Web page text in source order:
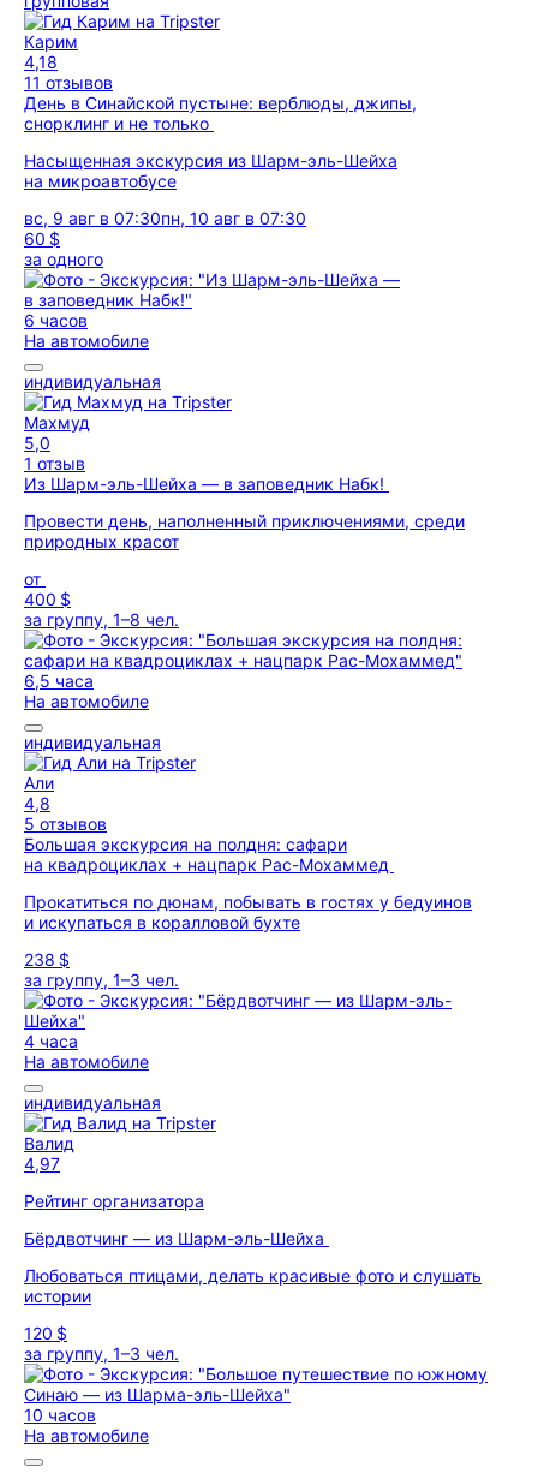
Карим
4,18
11 отзывов
День в Синайской пустыне: верблюды, джипы,
снорклинг и не только
Насыщенная экскурсия из Шарм-эль-Шейха
на микроавтобусе
вс, 9 авг в 07:30пн, 10 авг в 07:30
60 $
за одного
6 часов
На автомобиле
индивидуальная
Махмуд
5,0
1 отзыв
Из Шарм-эль-Шейха — в заповедник Набк!
Провести день, наполненный приключениями, среди
природных красот
от
400 $
за группу, 1–8 чел.
6,5 часа
На автомобиле
индивидуальная
Али
4,8
5 отзывов
Большая экскурсия на полдня: сафари
на квадроциклах + нацпарк Рас-Мохаммед
Прокатиться по дюнам, побывать в гостях у бедуинов
и искупаться в коралловой бухте
238 $
за группу, 1–3 чел.
4 часа
На автомобиле
индивидуальная
Валид
4,97
Рейтинг организатора
Бёрдвотчинг — из Шарм-эль-Шейха
Любоваться птицами, делать красивые фото и слушать
истории
120 $
за группу, 1–3 чел.
10 часов
На автомобиле